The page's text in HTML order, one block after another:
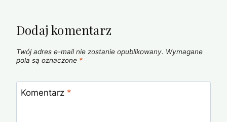
Dodaj komentarz
Twój adres e-mail nie zostanie opublikowany. Wymagane
pola są oznaczone *
Komentarz *